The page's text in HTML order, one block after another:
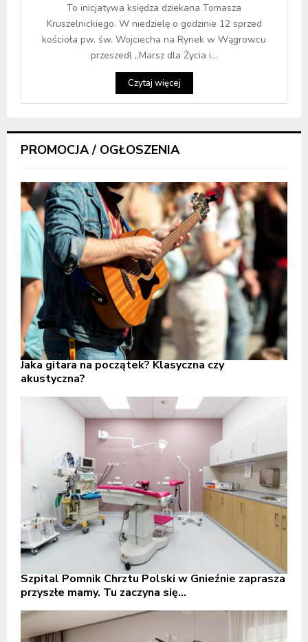
To inicjatywa księdza dziekana Tomasza
Kruszelnickiego. W niedzielę o godzinie 12 sprzed
kościoła pw. św. Wojciecha na Rynek w Wągrowcu
przeszedl „Marsz dla Życia i...
Czytaj więcej
PROMOCJA / OGŁOSZENIA
Jaka gitara na początek? Klasyczna czy
akustyczna?
Szpital Pomnik Chrztu Polski w Gnieźnie zaprasza
przyszłe mamy. Tu zaczyna się...